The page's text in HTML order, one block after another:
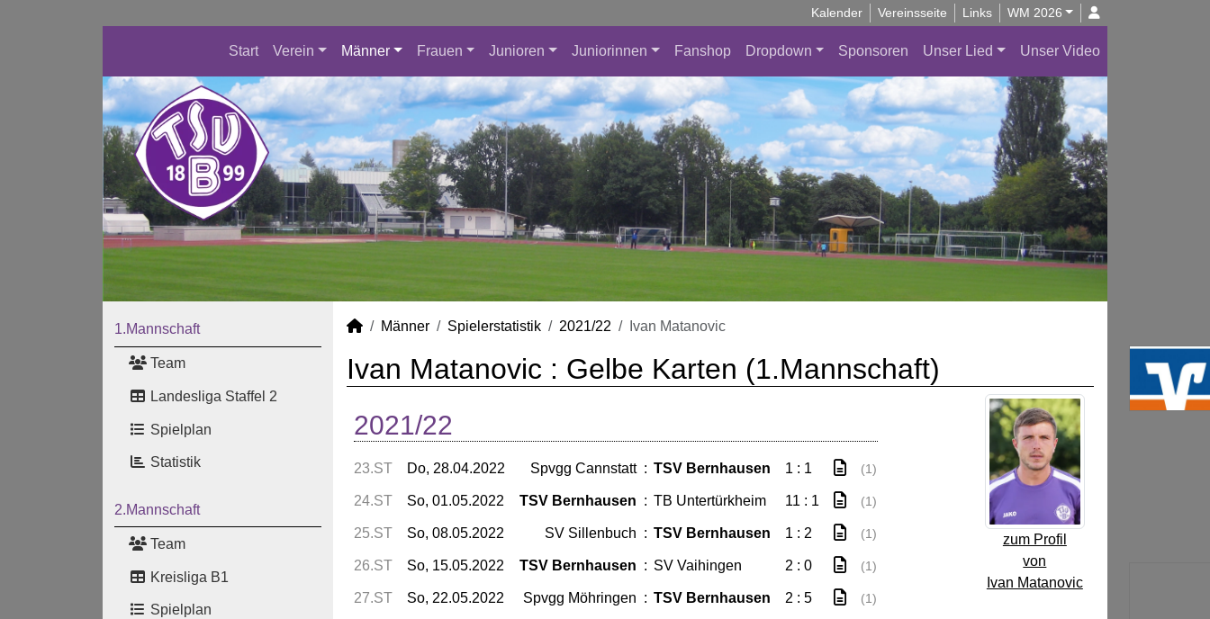
Kalender Vereinsseite Links WM 2026
Start Verein Männer Frauen Junioren Juniorinnen Fanshop Dropdown Sponsoren Unser Lied Unser Video
1.Mannschaft
Team
Landesliga Staffel 2
Spielplan
Statistik
2.Mannschaft
Team
Kreisliga B1
Spielplan
Männer Spielerstatistik 2021/22 Ivan Matanovic
Ivan Matanovic : Gelbe Karten (1.Mannschaft)
zum Profil
von
Ivan Matanovic
2021/22
23.ST Do, 28.04.2022 Spvgg Cannstatt : TSV Bernhausen 1 : 1 (1)
24.ST So, 01.05.2022 TSV Bernhausen : TB Untertürkheim 11 : 1 (1)
25.ST So, 08.05.2022 SV Sillenbuch : TSV Bernhausen 1 : 2 (1)
26.ST So, 15.05.2022 TSV Bernhausen : SV Vaihingen 2 : 0 (1)
27.ST So, 22.05.2022 Spvgg Möhringen : TSV Bernhausen 2 : 5 (1)